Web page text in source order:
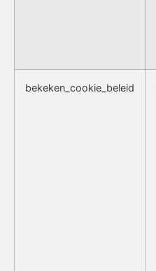
bekeken_cookie_beleid